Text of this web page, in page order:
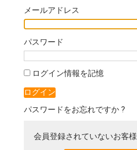
メールアドレス
パスワード
ログイン情報を記憶
パスワードをお忘れですか ?
会員登録されていないお客様